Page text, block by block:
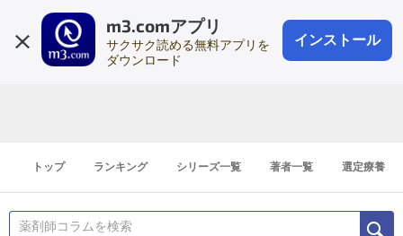
m3.comアプリ
サクサク読める無料アプリを
ダウンロード
インストール
会員登録
登録1分
トップ ランキング シリーズ一覧 著者一覧 選定療養